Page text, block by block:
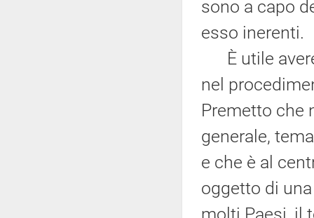
sono a capo
esso inerenti.
È utile
nel
Premetto che
generale,
e che è al
oggetto di